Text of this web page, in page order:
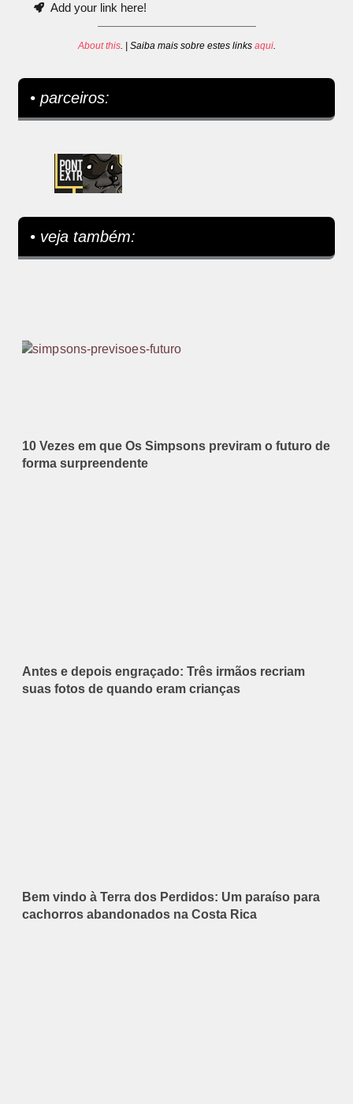
Add your link here!
About this. | Saiba mais sobre estes links aqui.
• parceiros:
• veja também:
10 Vezes em que Os Simpsons previram o futuro de
forma surpreendente
Antes e depois engraçado: Três irmãos recriam
suas fotos de quando eram crianças
Bem vindo à Terra dos Perdidos: Um paraíso para
cachorros abandonados na Costa Rica